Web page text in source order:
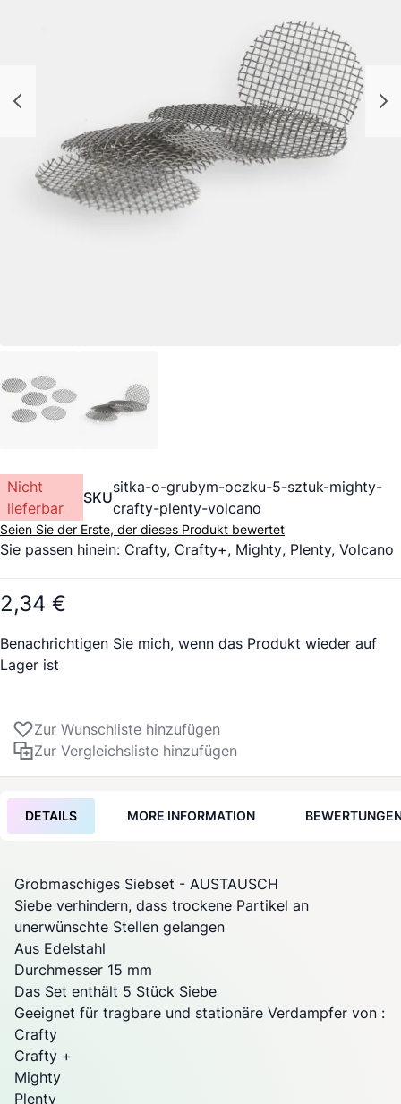
Nicht
lieferbar
SKU
sitka-o-grubym-oczku-5-sztuk-mighty-
crafty-plenty-volcano
Seien Sie der Erste, der dieses Produkt bewertet
Sie passen hinein: Crafty, Crafty+, Mighty, Plenty, Volcano
2,34 €
Benachrichtigen Sie mich, wenn das Produkt wieder auf
Lager ist
Zur Wunschliste hinzufügen
Zur Vergleichsliste hinzufügen
DETAILS MORE INFORMATION
Grobmaschiges Siebset - AUSTAUSCH
Siebe verhindern, dass trockene Partikel an
unerwünschte Stellen gelangen
Aus Edelstahl
Durchmesser 15 mm
Das Set enthält 5 Stück Siebe
Geeignet für tragbare und stationäre Verdampfer von :
Crafty
Crafty +
Mighty
Plenty